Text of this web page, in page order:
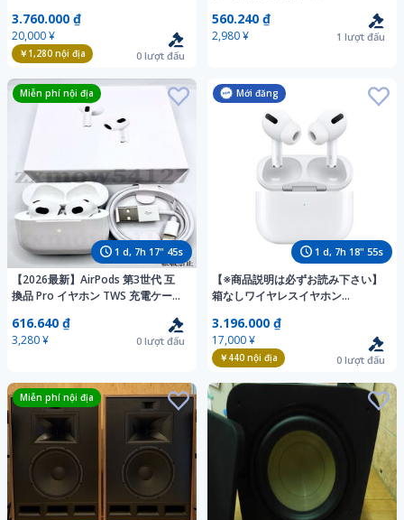
3.760.000 ₫
20,000 ¥
￥1,280nội địa 0 lượt đấu
ン Android iPhone11 12 13 14 15
16 17
560.240 ₫
2,980 ¥ 1 lượt đấu
1 d, 7h 17" 43s
Miễn phí nội địa
【2026最新】AirPods 第3世代 互
換品 Pro イヤホン TWS 充電ケース
iPhone11 12 13 14 15 16 17
Bluetooth
616.640 ₫
3,280 ¥ 0 lượt đấu
1 d, 7h 18" 53s
Mới đăng
【※商品説明は必ずお読み下さい】
箱なしワイヤレスイヤホン
3.196.000 ₫
17,000 ¥
￥440nội địa 0 lượt đấu
Miễn phí nội địa